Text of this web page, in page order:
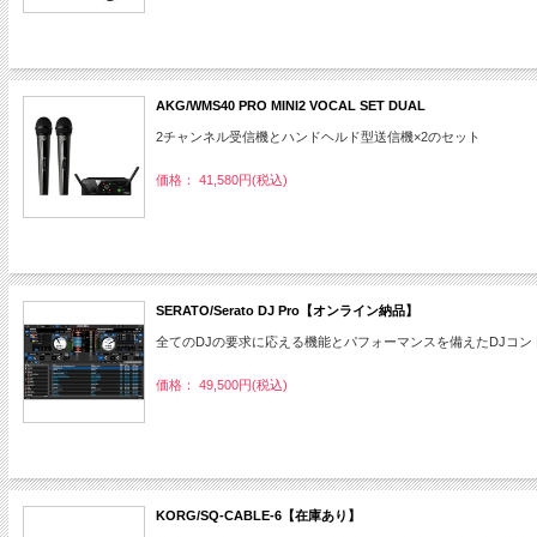
AKG/WMS40 PRO MINI2 VOCAL SET DUAL
2チャンネル受信機とハンドヘルド型送信機×2のセット
価格： 41,580円(税込)
SERATO/Serato DJ Pro【オンライン納品】
全てのDJの要求に応える機能とパフォーマンスを備えたDJコ
価格： 49,500円(税込)
KORG/SQ-CABLE-6【在庫あり】